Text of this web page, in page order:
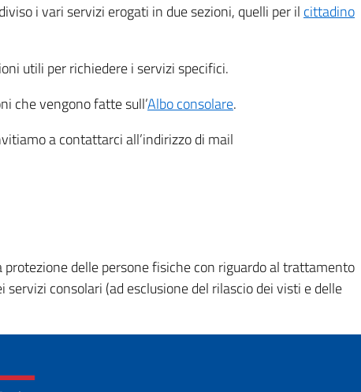
i vari servizi erogati in due sezioni, quelli per il cittadino
utili per richiedere i servizi specifici.
che vengono fatte sull’Albo consolare.
a contattarci all’indirizzo di mail
protezione delle persone fisiche con riguardo al trattamento
servizi consolari (ad esclusione del rilascio dei visti e delle